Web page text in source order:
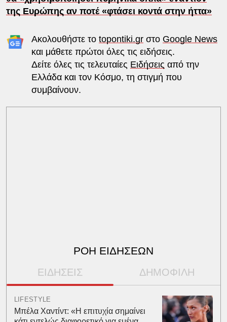
της Ευρώπης αν ποτέ «φτάσει κοντά στην ήττα»
Ακολουθήστε το topontiki.grστο Google News
και μάθετε πρώτοι όλες τις ειδήσεις.
Δείτε όλες τις τελευταίες Ειδήσεις από την
Ελλάδα και τον Κόσμο, τη στιγμή που
συμβαίνουν.
ΡΟΗ ΕΙΔΗΣΕΩΝ
ΕΙΔΗΣΕΙΣ ΔΗΜΟΦΙΛΗ
LIFESTYLE
Μπέλα Χαντίντ: «Η επιτυχία σημαίνει